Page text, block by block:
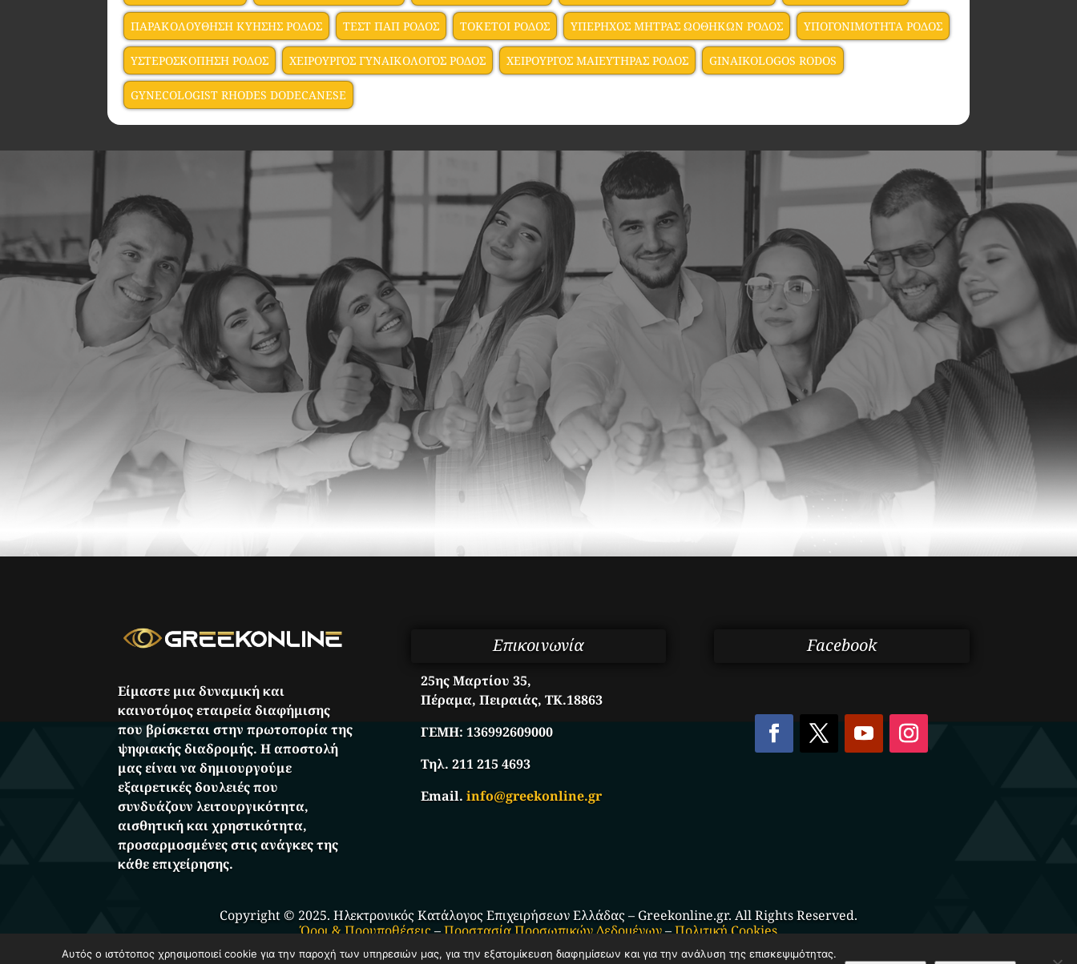
ΠΑΡΑΚΟΛΟΥΘΗΣΗ ΚΥΗΣΗΣ ΡΟΔΟΣ ΤΕΣΤ ΠΑΠ ΡΟΔΟΣ ΤΟΚΕΤΟΙ ΡΟΔΟΣ ΥΠΕΡΗΧΟΣ ΜΗΤΡΑΣ ΩΟΘΗΚΩΝ ΡΟΔΟΣ ΥΠΟΓΟΝΙΜΟΤΗΤΑ ΡΟΔΟΣ
ΥΣΤΕΡΟΣΚΟΠΗΣΗ ΡΟΔΟΣ ΧΕΙΡΟΥΡΓΟΣ ΓΥΝΑΙΚΟΛΟΓΟΣ ΡΟΔΟΣ ΧΕΙΡΟΥΡΓΟΣ ΜΑΙΕΥΤΗΡΑΣ ΡΟΔΟΣ GINAIKOLOGOS RODOS
GYNECOLOGIST RHODES DODECANESE
Είμαστε μια δυναμική και
καινοτόμος εταιρεία διαφήμισης
που βρίσκεται στην πρωτοπορία της
ψηφιακής διαδρομής. Η αποστολή
μας είναι να δημιουργούμε
εξαιρετικές δουλειές που
συνδυάζουν λειτουργικότητα,
αισθητική και χρηστικότητα,
προσαρμοσμένες στις ανάγκες της
κάθε επιχείρησης.
Επικοινωνία
25ης Μαρτίου 35,
Πέραμα, Πειραιάς, ΤΚ.18863
ΓΕΜΗ:136992609000
Τηλ. 211 215 4693
Email.info@greekonline.gr
Facebook
Copyright © 2025. Ηλεκτρονικός Κατάλογος Επιχειρήσεων Ελλάδας – Greekonline.gr. All Rights Reserved.
Όροι & Προυποθέσεις–Προστασία Προσωπικών Δεδομένων–Πολιτική Cookies
Αυτός ο ιστότοπος χρησιμοποιεί cookie για την παροχή των υπηρεσιών μας, για την εξατομίκευση διαφημίσεων και για την ανάλυση της επισκεψιμότητας.